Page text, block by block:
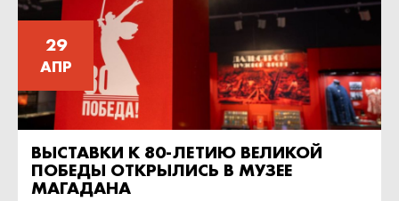
29
АПР
ВЫСТАВКИ К 80-ЛЕТИЮ ВЕЛИКОЙ
ПОБЕДЫ ОТКРЫЛИСЬ В МУЗЕЕ
МАГАДАНА